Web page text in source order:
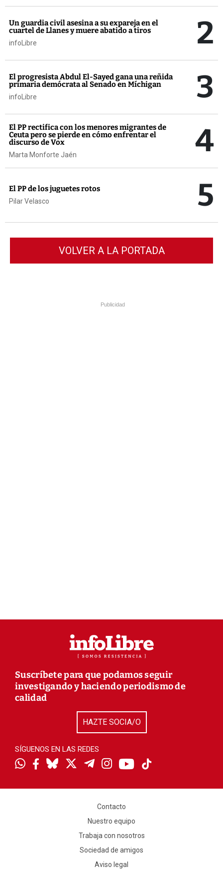
Un guardia civil asesina a su expareja en el
cuartel de Llanes y muere abatido a tiros
infoLibre 2
El progresista Abdul El-Sayed gana una reñida
primaria demócrata al Senado en Míchigan
infoLibre 3
El PP rectifica con los menores migrantes de
Ceuta pero se pierde en cómo enfrentar el
discurso de Vox
Marta Monforte Jaén 4
El PP de los juguetes rotos
Pilar Velasco 5
VOLVER A LA PORTADA
Publicidad
Suscríbete para que podamos seguir
investigando y haciendo periodismo de
calidad
HAZTE SOCIA/O
SÍGUENOS EN LAS REDES
Contacto
Nuestro equipo
Trabaja con nosotros
Sociedad de amigos
Aviso legal